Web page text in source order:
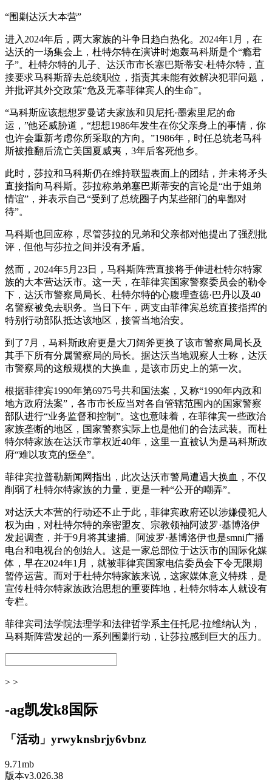
“围剿达沃大本营”
进入2024年后，两大家族的斗争日趋白热化。2024年1月，在
达沃的一场集会上，杜特尔特在演讲时炮轰马科斯是个“瘾君
子”。杜特尔特的儿子、达沃市市长塞巴斯蒂安·杜特尔特，直
接要求马科斯辞去总统职位，指责其未能有效解决犯罪问题，
并批评其外交政策“危及无辜菲律宾人的生命”。
“马科斯应该想想罗曼诺夫家族和贝尼托·墨索里尼的命
运，”他还威胁道，“想想1986年发生在你父亲身上的事情，你
也许会重新考虑你所采取的方向。”1986年，时任总统老马科
斯被推翻后流亡美国夏威夷，3年后客死他乡。
此时，莎拉和马科斯仍在维持联盟表面上的团结，并未将矛头
直接指向马科斯。莎拉称弟弟塞巴斯蒂安的言论是“出于姐弟
情谊”，并表示自己“受到了总统圈子内某些部门的卑鄙对
待”。
马科斯也回应称，尽管莎拉的兄弟和父亲都对他提出了强烈批
评，但他与莎拉之间并没有矛盾。
然而，2024年5月23日，马科斯阵营直接将手伸进杜特尔特家
族的大本营达沃市。这一天，在菲律宾国家警察委员会的勒令
下，达沃市警察局局长、杜特尔特的心腹理查德·巴丹以及40
名警察被免去职务。当日下午，两支由菲律宾总统直接指挥的
特别行动部队抵达该地区，接管当地治安。
到了7月，马科斯政府更是大刀阔斧更换了该市警察局局长及
其手下所有分属警察局的局长。据达沃当地观察人士称，达沃
市警察局的这般规模的大换血，是该市历史上的第一次。
根据菲律宾1990年第6975号共和国法案，又称“1990年内政和
地方政府法案”，各市市长应当对各自管辖范围内的国家警察
部队进行“业务监督和控制”。这也意味着，在菲律宾一些政治
家族垄断的地区，国家警察实际上也是他们的合法武装。而杜
特尔特家族在达沃市掌权近40年，这里一直被认为是马科斯政
府“难以攻克的堡垒”。
菲律宾拉普勒新闻网指出，此次达沃市警局遭遇大换血，不仅
削弱了杜特尔特家族的力量，更是一种“公开的嘲弄”。
对达沃大本营的行动还不止于此，菲律宾政府还以涉嫌侵犯人
权为由，对杜特尔特的亲密盟友、宗教领袖阿波罗·基博洛伊
发起调查，并于9月将其逮捕。阿波罗·基博洛伊也是smni广播
电台和电视台的创始人。这是一家总部位于达沃市的国际化媒
体，早在2024年1月，就被菲律宾国家电信委员会下令无限期
暂停运营。而对于杜特尔特家族来说，这家媒体意义特殊，是
宣传杜特尔特家族政治思想的重要阵地，杜特尔特本人就设有
专栏。
菲律宾司法学院法理学和法律哲学系主任托尼·拉维纳认为，
马科斯阵营发起的一系列围剿行动，让莎拉感到巨大的压力。
> >
-ag凯发k8国际
「活动」yrwyknsbrjy6vbnz
9.71mb
版本v3.026.38